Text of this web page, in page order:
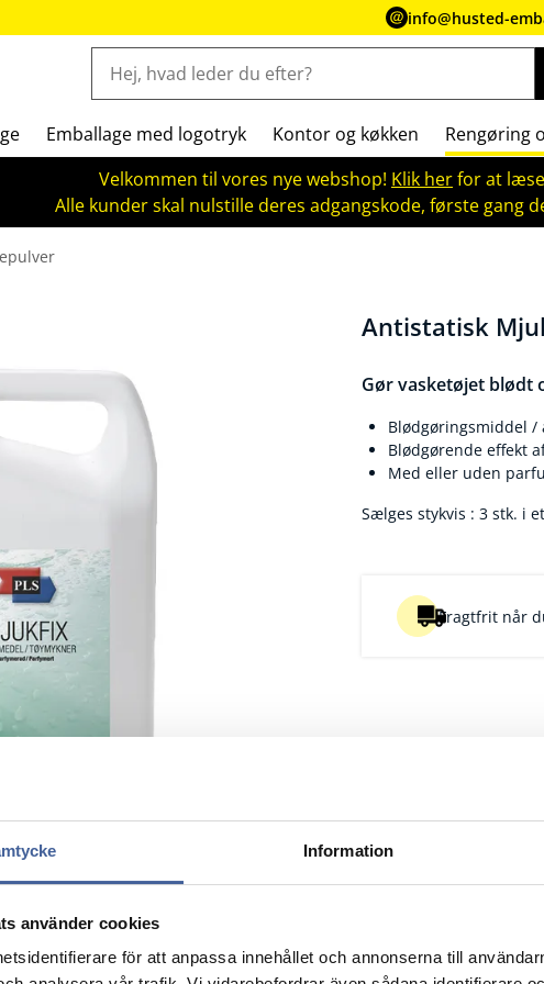
Information
använder cookies
för att anpassa innehållet och annonserna till
info@husted-
Emballage med logotryk Kontor og køkken Rengøring
Velkommen til vores nye webshop! Klik herfor at
Alle kunder skal nulstille deres adgangskode, første gang
Antistatisk
Gør vasketøjet blødt
Blødgøringsmiddel
Blødgørende effekt
Med eller uden
Sælges stykvis : 3 stk. i
Fragtfrit når
Nulstil
Nulstil